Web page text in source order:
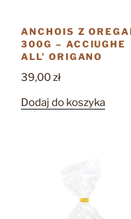
ANCHOIS Z
300G – ACCIUGHE
ALL’ ORIGANO
39,00zł
Dodaj do koszyka